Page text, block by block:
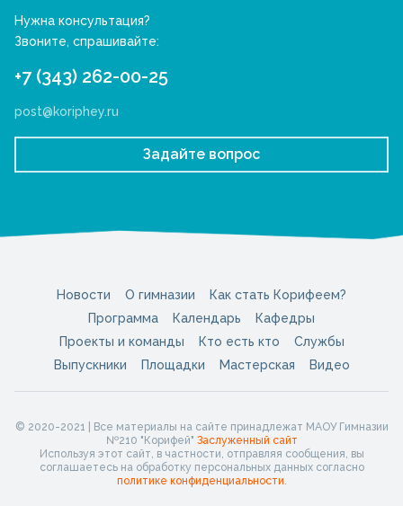
Нужна консультация?
Звоните, спрашивайте:
+7 (343) 262-00-25
post@koriphey.ru
Задайте вопрос
Новости О гимназии
Как стать Корифеем?
Программа
Календарь
Кафедры
Проекты и команды
Кто есть кто
Службы
Выпускники
Площадки Мастерская Видео
© 2020-2021 | Все материалы на сайте принадлежат МАОУ Гимназии
№210 "Корифей" Заслуженный сайт
Используя этот сайт, в частности, отправляя сообщения, вы
соглашаетесь на обработку персональных данных согласно
политике конфиденциальности.